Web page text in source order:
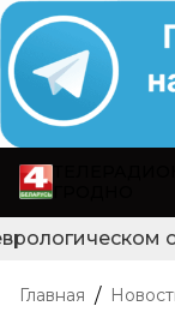
Главная /